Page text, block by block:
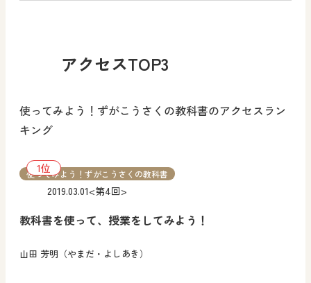
アクセスTOP3
使ってみよう！ずがこうさくの教科書のアクセスラン
キング
教科書を使って、授業をしてみよう！
山田 芳明（やまだ・よしあき）
2019.03.01<第4回>
使ってみよう！ずがこうさくの教科書